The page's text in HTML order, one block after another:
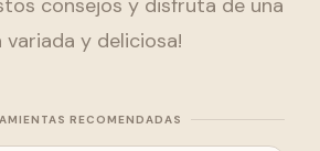
consejos y disfruta de una
y deliciosa!
RECOMENDADAS